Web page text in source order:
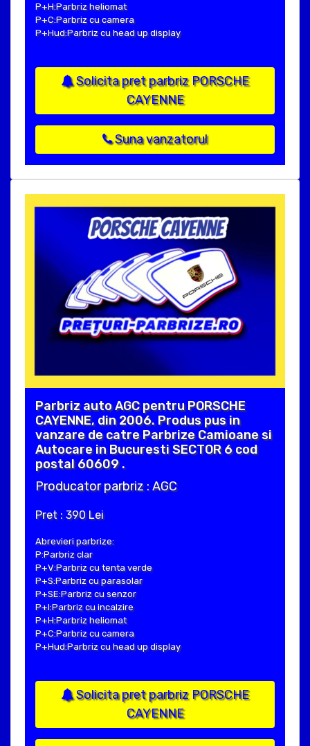
P+H:Parbriz heliomat
P+C:Parbriz cu camera
P+Hud:Parbriz cu head up display
Solicita pret parbriz PORSCHE
CAYENNE
Suna vanzatorul
Parbriz auto AGC pentru PORSCHE
CAYENNE, din 2006. Produs pus in
vanzare de catre Parbrize Camioane si
Autocare in Bucuresti SECTOR 6 cod
postal 60609 .
Producator parbriz : AGC
Pret : 390 Lei
Abrevieri parbrize:
P:Parbriz clar
P+V:Parbriz cu tenta verde
P+S:Parbriz cu parasolar
P+SE:Parbriz cu senzor
P+I:Parbriz cu incalzire
P+H:Parbriz heliomat
P+C:Parbriz cu camera
P+Hud:Parbriz cu head up display
Solicita pret parbriz PORSCHE
CAYENNE